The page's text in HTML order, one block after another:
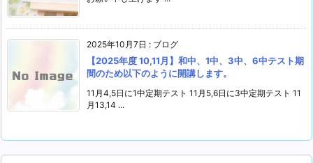
2025年10月7日 : ブログ
【2025年度 10,11月】和中、1中、3中、6中テスト期
間のため以下のように開講します。
11月4,5日に1中定期テスト 11月5,6日に3中定期テスト 11
月13,14 ...